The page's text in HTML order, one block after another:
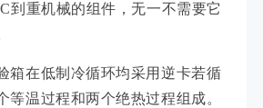
到重机械的组件，无一不需要它
在低制冷循环均采用逆卡若循
等温过程和两个绝热过程组成。